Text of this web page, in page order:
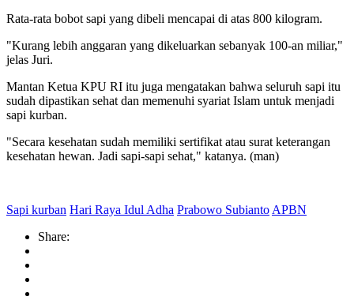
Rata-rata bobot sapi yang dibeli mencapai di atas 800 kilogram.
"Kurang lebih anggaran yang dikeluarkan sebanyak 100-an miliar,"
jelas Juri.
Mantan Ketua KPU RI itu juga mengatakan bahwa seluruh sapi itu
sudah dipastikan sehat dan memenuhi syariat Islam untuk menjadi
sapi kurban.
"Secara kesehatan sudah memiliki sertifikat atau surat keterangan
kesehatan hewan. Jadi sapi-sapi sehat," katanya. (man)
Sapi kurban Hari Raya Idul Adha Prabowo Subianto APBN
Share: